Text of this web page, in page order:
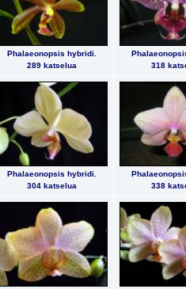
Phalaeonopsis hybridi.
289 katselua
318
Phalaeonopsis hybridi.
304 katselua
338